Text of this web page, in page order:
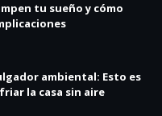
tu sueño y cómo
ambiental: Esto es
la casa sin aire